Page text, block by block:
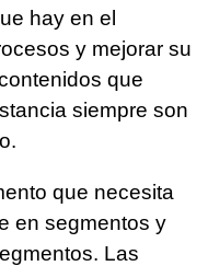
hay en el
y mejorar su
que
siempre son
que necesita
en segmentos y
Las